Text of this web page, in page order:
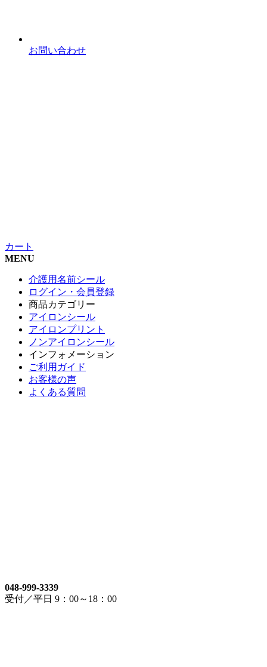
お問い合わせ
カート
MENU
介護用名前シール
ログイン・会員登録
商品カテゴリー
アイロンシール
アイロンプリント
ノンアイロンシール
インフォメーション
ご利用ガイド
お客様の声
よくある質問
048-999-3339
受付／平日 9：00～18：00